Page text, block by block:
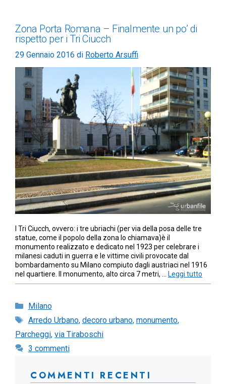
Zona Porta Romana – Finalmente un po’ di
rispetto per i Tri Ciucch
29 Gennaio 2016 di Roberto Arsuffi
I Tri Ciucch, ovvero: i tre ubriachi (per via della posa delle tre
statue, come il popolo della zona lo chiamava)è il
monumento realizzato e dedicato nel 1923 per celebrare i
milanesi caduti in guerra e le vittime civili provocate dal
bombardamento su Milano compiuto dagli austriaci nel 1916
nel quartiere. Il monumento, alto circa 7 metri, … Leggi tutto
Categorie
Milano
Tag
Arredo Urbano, decoro urbano, monumento,
Parcheggi, via Tiraboschi
3 commenti
COMMENTI RECENTI